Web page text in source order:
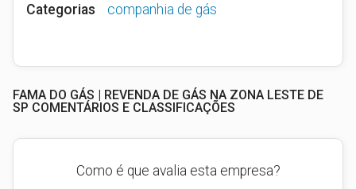
Categorias companhia de gás
FAMA DO GÁS | REVENDA DE GÁS NA ZONA LESTE DE
SP COMENTÁRIOS E CLASSIFICAÇÕES
Como é que avalia esta empresa?